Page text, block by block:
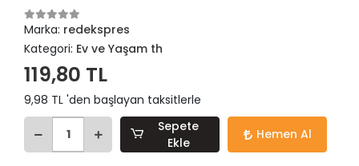
Marka: redekspres
Kategori: Ev ve Yaşam th
119,80 TL
9,98 TL 'den başlayan taksitlerle
Sepete
Ekle
Hemen Al